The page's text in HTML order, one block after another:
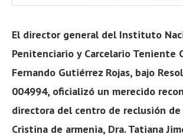
El director general del Instituto
Penitenciario y Carcelario Teniente
Fernando Gutiérrez Rojas, bajo
004994, oficializó un merecido
directora del centro de reclusión de
Cristina de armenia, Dra. Tatiana